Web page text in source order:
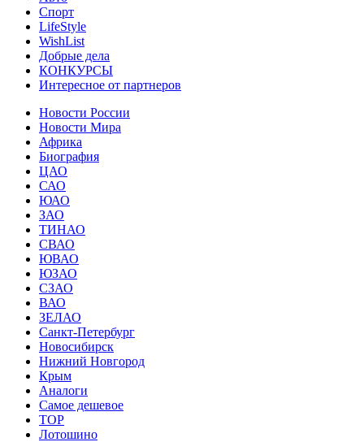
Спорт
LifeStyle
WishList
Добрые дела
КОНКУРСЫ
Интересное от партнеров
Новости России
Новости Мира
Африка
Биография
ЦАО
САО
ЮАО
ЗАО
ТИНАО
СВАО
ЮВАО
ЮЗАО
СЗАО
ВАО
ЗЕЛАО
Санкт-Петербург
Новосибирск
Нижний Новгород
Крым
Аналоги
Самое дешевое
TOP
Лотошино